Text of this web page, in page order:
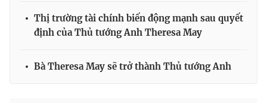
Thị trường tài chính biến động mạnh sau quyết
định của Thủ tướng Anh Theresa May
Bà Theresa May sẽ trở thành Thủ tướng Anh